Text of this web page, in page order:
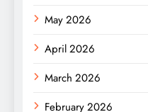
May 2026
April 2026
March 2026
February 2026